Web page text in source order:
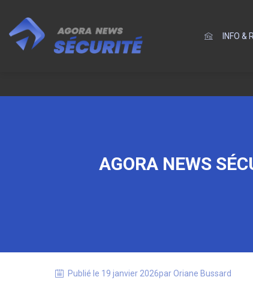
INFO &
AGORA NEWS
Publié le 19 janvier 2026parOriane Bussard